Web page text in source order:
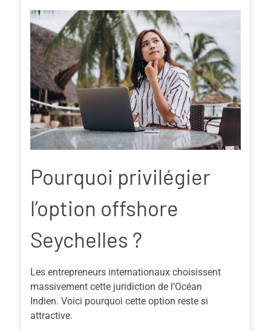
Pourquoi privilégier
l’option offshore
Seychelles ?
Les entrepreneurs internationaux choisissent
massivement cette juridiction de l’Océan
Indien. Voici pourquoi cette option reste si
attractive.